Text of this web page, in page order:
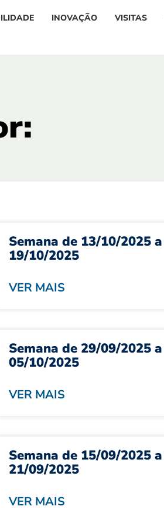
INOVAÇÃO VISITAS
Semana de 13/10/2025 a
19/10/2025
VER MAIS
Semana de 29/09/2025 a
05/10/2025
VER MAIS
Semana de 15/09/2025 a
21/09/2025
VER MAIS